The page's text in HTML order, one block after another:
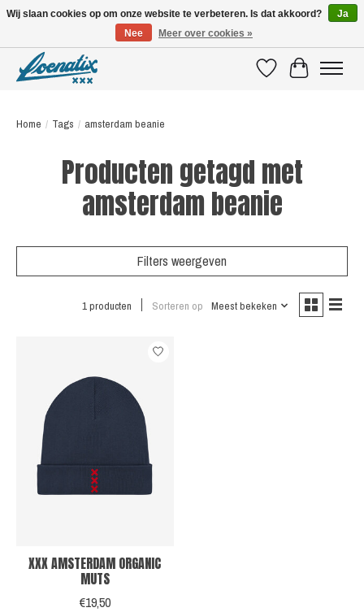
VerlanglijstWinkelwagen
Home / Tags / amsterdam beanie
Producten getagd met
amsterdam beanie
Filters weergeven
1 producten Sorteren op Meest bekeken
XXX AMSTERDAM ORGANIC
MUTS
€19,50
Wij slaan cookies op om onze website te verbeteren. Is dat akkoord?
Ja
Nee
Meer over cookies »